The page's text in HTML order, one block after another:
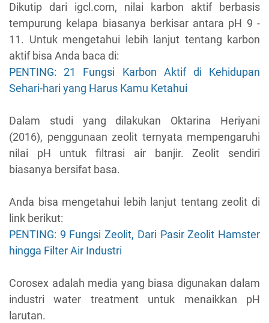
Dikutip dari igcl.com, nilai karbon aktif berbasis
tempurung kelapa biasanya berkisar antara pH 9 -
11. Untuk mengetahui lebih lanjut tentang karbon
aktif bisa Anda baca di:
PENTING: 21 Fungsi Karbon Aktif di Kehidupan
Sehari-hari yang Harus Kamu Ketahui
Dalam studi yang dilakukan Oktarina Heriyani
(2016), penggunaan zeolit ternyata mempengaruhi
nilai pH untuk filtrasi air banjir. Zeolit sendiri
biasanya bersifat basa.
Anda bisa mengetahui lebih lanjut tentang zeolit di
link berikut:
PENTING: 9 Fungsi Zeolit, Dari Pasir Zeolit Hamster
hingga Filter Air Industri
Corosex adalah media yang biasa digunakan dalam
industri water treatment untuk menaikkan pH
larutan.